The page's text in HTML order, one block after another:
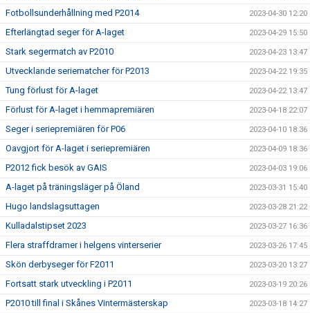
Fotbollsunderhållning med P2014 2023-04-30 12:20
Efterlängtad seger för A-laget 2023-04-29 15:50
Stark segermatch av P2010 2023-04-23 13:47
Utvecklande seriematcher för P2013 2023-04-22 19:35
Tung förlust för A-laget 2023-04-22 13:47
Förlust för A-laget i hemmapremiären 2023-04-18 22:07
Seger i seriepremiären för P06 2023-04-10 18:36
Oavgjort för A-laget i seriepremiären 2023-04-09 18:36
P2012 fick besök av GAIS 2023-04-03 19:06
A-laget på träningsläger på Öland 2023-03-31 15:40
Hugo landslagsuttagen 2023-03-28 21:22
Kulladalstipset 2023 2023-03-27 16:36
Flera straffdramer i helgens vinterserier 2023-03-26 17:45
Skön derbyseger för F2011 2023-03-20 13:27
Fortsatt stark utveckling i P2011 2023-03-19 20:26
P2010 till final i Skånes Vintermästerskap 2023-03-18 14:27